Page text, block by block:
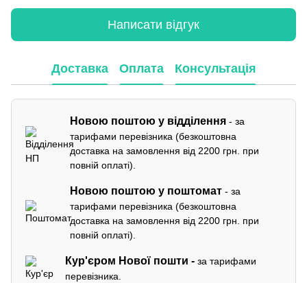
Написати відгук
Доставка Оплата Консультація
Новою поштою у відділення - за
тарифами перевізника (безкоштовна
доставка на замовлення від 2200 грн. при
повній оплаті).
Новою поштою у поштомат - за
тарифами перевізника (безкоштовна
доставка на замовлення від 2200 грн. при
повній оплаті).
Кур'єром Нової пошти -за тарифами
перевізника.